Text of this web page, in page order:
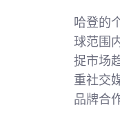
哈登的
球范围
捉市场
重社交
品牌合